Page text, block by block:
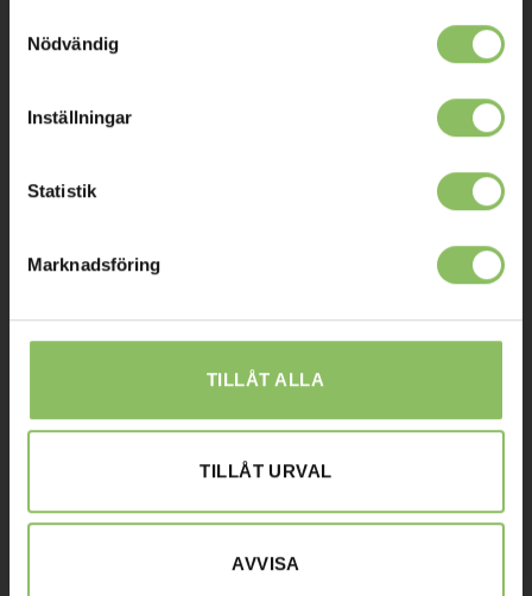
Nödvändig
Inställningar
Statistik
Marknadsföring
TILLÅT ALLA
TILLÅT URVAL
AVVISA
Reklamation
168 67 Bromma
Sommaröppettider:
Tisdag-Torsdag: 11-18
Övriga dagar har vi stängt.
info@baddsofflagret.se